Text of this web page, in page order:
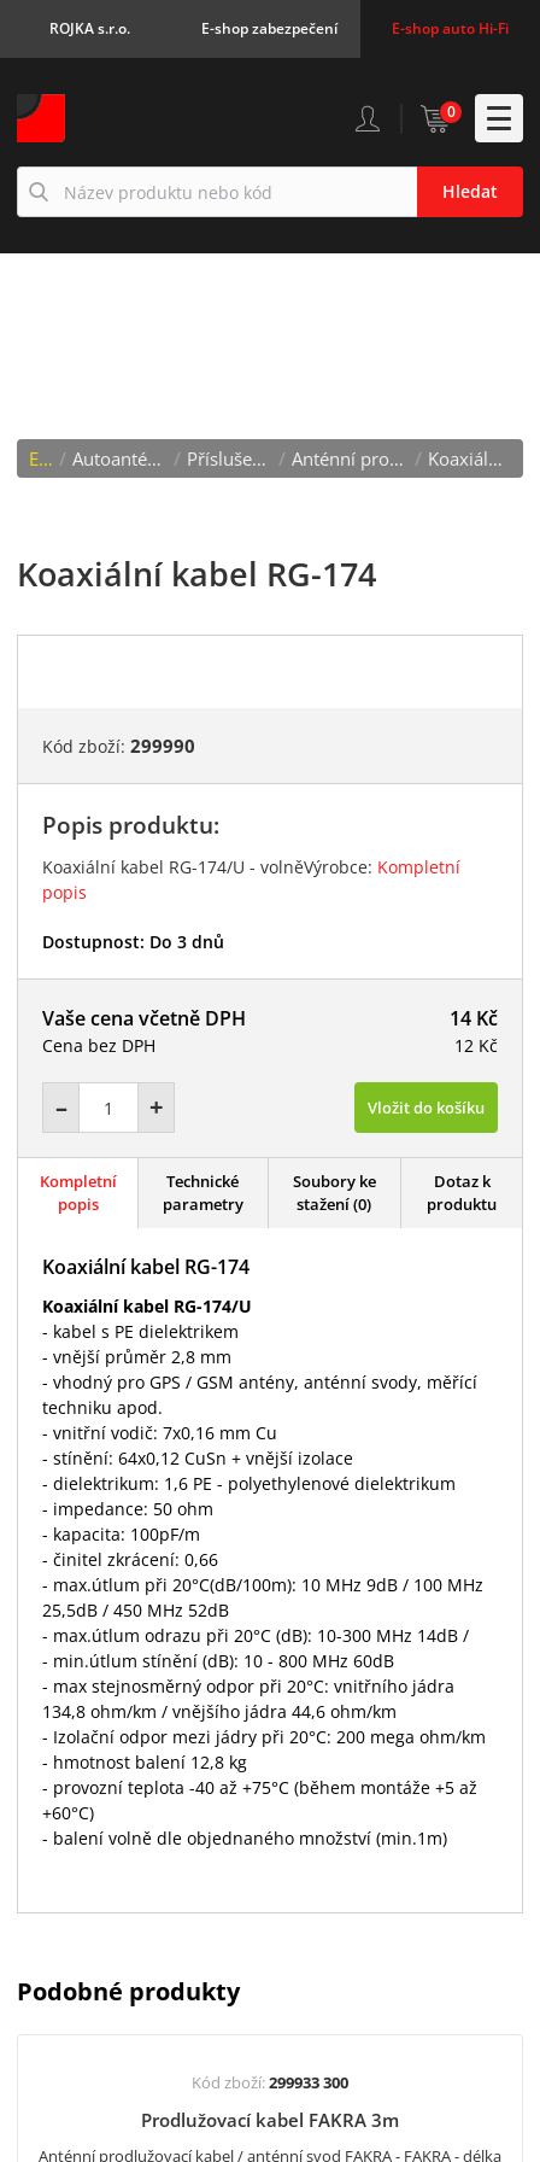
ROJKA s.r.o. E-shop zabezpečení E-shop auto Hi-Fi
Hledat
0
E-shop / Autoantény + příslušenství / Příslušenství k anténám / Anténní prodlužovací kabely a sv / Koaxiální kabel RG-174
Koaxiální kabel RG-174
Kód zboží: 299990
Popis produktu:
Koaxiální kabel RG-174/U - volněVýrobce: Kompletní
popis
Dostupnost: Do 3 dnů
Vaše cena včetně DPH 14 Kč
Cena bez DPH 12 Kč
– + Vložit do košíku
Kompletní
popis
Technické
parametry
Soubory ke
stažení (0)
Dotaz k
produktu
Koaxiální kabel RG-174
Koaxiální kabel RG-174/U
- kabel s PE dielektrikem
- vnější průměr 2,8 mm
- vhodný pro GPS / GSM antény, anténní svody, měřící
techniku apod.
- vnitřní vodič: 7x0,16 mm Cu
- stínění: 64x0,12 CuSn + vnější izolace
- dielektrikum: 1,6 PE - polyethylenové dielektrikum
- impedance: 50 ohm
- kapacita: 100pF/m
- činitel zkrácení: 0,66
- max.útlum při 20°C(dB/100m): 10 MHz 9dB / 100 MHz
25,5dB / 450 MHz 52dB
- max.útlum odrazu při 20°C (dB): 10-300 MHz 14dB /
- min.útlum stínění (dB): 10 - 800 MHz 60dB
- max stejnosměrný odpor při 20°C: vnitřního jádra
134,8 ohm/km / vnějšího jádra 44,6 ohm/km
- Izolační odpor mezi jádry při 20°C: 200 mega ohm/km
- hmotnost balení 12,8 kg
- provozní teplota -40 až +75°C (během montáže +5 až
+60°C)
- balení volně dle objednaného množství (min.1m)
Podobné produkty
Kód zboží:299933 300
Prodlužovací kabel FAKRA 3m
Anténní prodlužovací kabel / anténní svod FAKRA - FAKRA - délka